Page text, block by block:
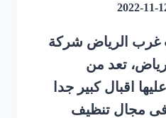
2022-11-
غرب الرياض شركة
تعد من
اقبال كبير جدا
مجال تنظيف